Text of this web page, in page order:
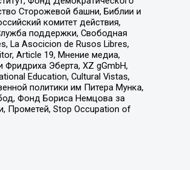
Сторожевой башни, Библии и
комитет действия,
поддержки, Свободная
La Asocicion de Rusos Libres,
Article 19, Мнение медиа,
Эберта, XZ gGmbH,
Education, Cultural Vistas,
политики им Питера Мунка,
Фонд Бориса Немцова за
Прометей, Stop Occupation of